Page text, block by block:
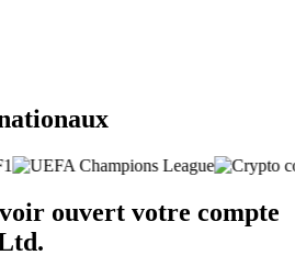
ouvert votre compte